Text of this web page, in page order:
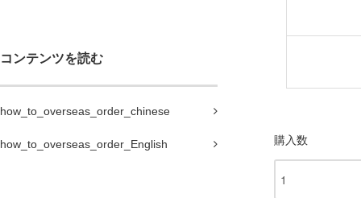
コンテンツを読む
how_to_overseas_order_chinese
how_to_overseas_order_English 購入数